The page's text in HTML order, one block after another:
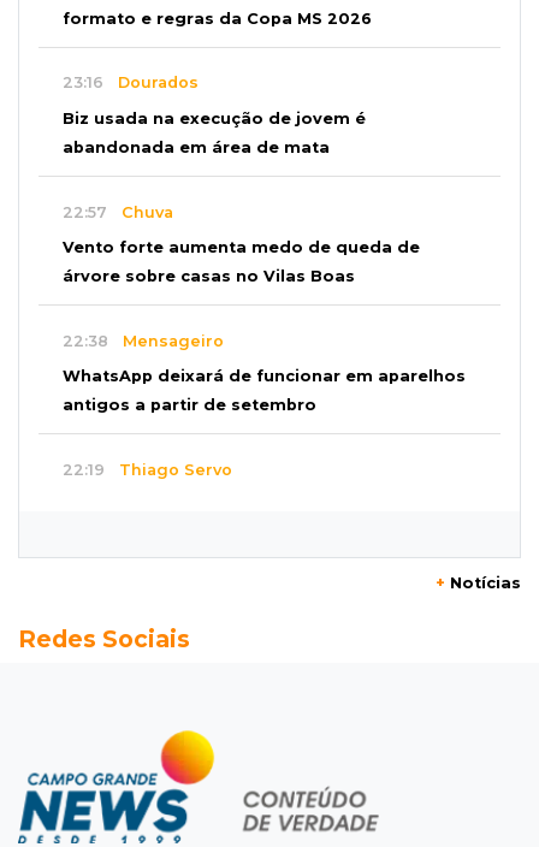
formato e regras da Copa MS 2026
23:16 Dourados
Biz usada na execução de jovem é
abandonada em área de mata
22:57 Chuva
Vento forte aumenta medo de queda de
árvore sobre casas no Vilas Boas
22:38 Mensageiro
WhatsApp deixará de funcionar em aparelhos
antigos a partir de setembro
22:19 Thiago Servo
Semana vai começar com 909 novas
Flagrante
Motorista atinge carro parado, perde
retrovisor e foge no Jardim Antártica
+ Notícias
Redes Sociais